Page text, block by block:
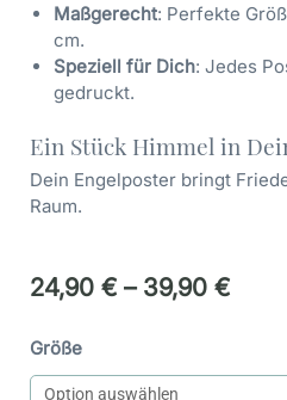
Maßgerecht: Perfekte
cm.
Speziell für Dich: Jedes
gedruckt.
Ein Stück Himmel in
Dein Engelposter bringt
Raum.
24,90 € – 39,90 €
Größe
Engel
Erfüllung